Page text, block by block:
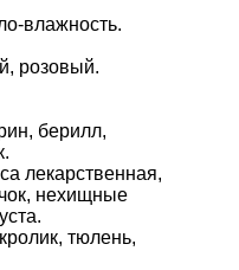
влажность.
розовый.
берилл,
лекарственная,
нехищные
тюлень,